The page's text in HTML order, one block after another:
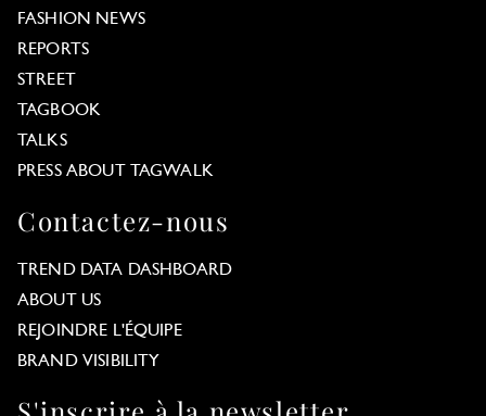
FASHION NEWS
REPORTS
STREET
TAGBOOK
TALKS
PRESS ABOUT TAGWALK
Contactez-nous
TREND DATA DASHBOARD
ABOUT US
REJOINDRE L'ÉQUIPE
BRAND VISIBILITY